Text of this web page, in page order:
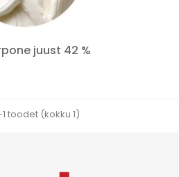
juust 42 %
toodet (kokku 1)